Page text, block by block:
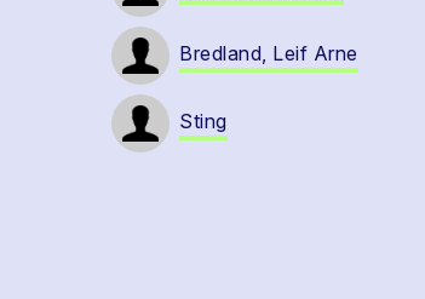
Bredland, Leif Arne
Sting